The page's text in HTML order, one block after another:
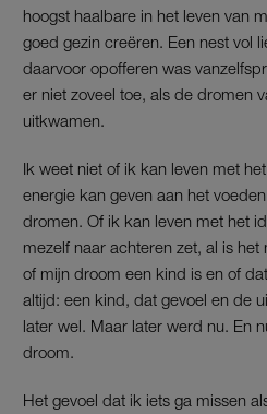
hoogst haalbare in het leven van
goed gezin creëren. Een nest vol
daarvoor opofferen was
er niet zoveel toe, als de dromen
uitkwamen.
Ik weet niet of ik kan leven met
energie kan geven aan het
dromen. Of ik kan leven met het
mezelf naar achteren zet, al is
of mijn droom een kind is en of
altijd: een kind, dat gevoel en de
later wel. Maar later werd nu. En
droom.
Het gevoel dat ik iets ga missen